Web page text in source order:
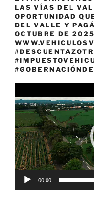
LAS VÍAS DEL
OPORTUNIDAD
DEL VALLE Y
OCTUBRE DE
de
vídeo
00:00